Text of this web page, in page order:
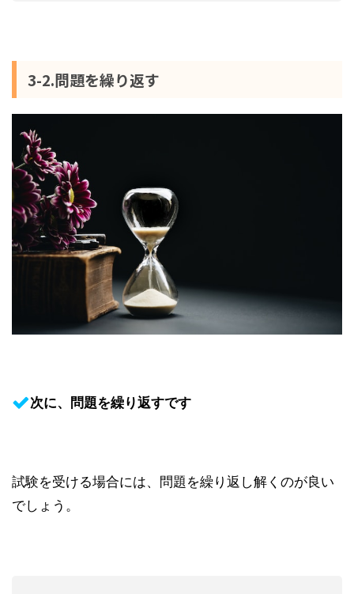
3-2.問題を繰り返す
次に、問題を繰り返すです
試験を受ける場合には、問題を繰り返し解くのが良い
でしょう。